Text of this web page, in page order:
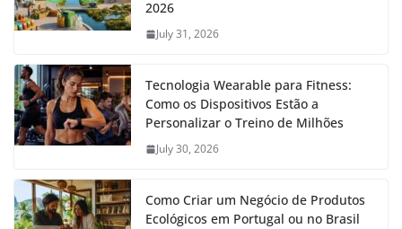
2026
July 31, 2026
Tecnologia Wearable para Fitness:
Como os Dispositivos Estão a
Personalizar o Treino de Milhões
July 30, 2026
Como Criar um Negócio de Produtos
Ecológicos em Portugal ou no Brasil